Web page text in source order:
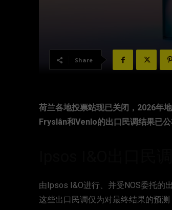
Share
荷兰各地投票站现已关闭，2026年
Fryslân和Venlo的出口民调结果已公
由Ipsos I&O进行、并受NOS委托的
这些出口民调仅为对最终结果的预